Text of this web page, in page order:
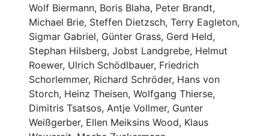
Wolf Biermann, Boris Blaha, Peter Brandt,
Michael Brie, Steffen Dietzsch, Terry Eagleton,
Sigmar Gabriel, Günter Grass, Gerd Held,
Stephan Hilsberg, Jobst Landgrebe, Helmut
Roewer, Ulrich Schödlbauer, Friedrich
Schorlemmer, Richard Schröder, Hans von
Storch, Heinz Theisen, Wolfgang Thierse,
Dimitris Tsatsos, Antje Vollmer, Gunter
Weißgerber, Ellen Meiksins Wood, Klaus